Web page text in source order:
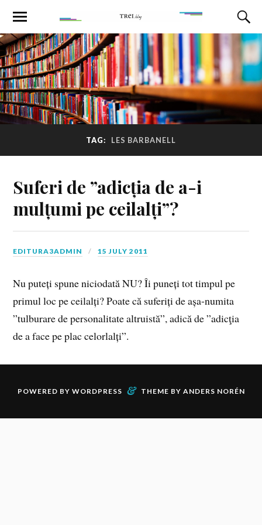
TAG: LES BARBANELL
Suferi de ”adicția de a-i
mulțumi pe ceilalți”?
EDITURA3ADMIN 15 JULY 2011
Nu puteți spune niciodată NU? Îi puneți tot timpul pe
primul loc pe ceilalți? Poate că suferiți de așa-numita
”tulburare de personalitate altruistă”, adică de ”adicţia
de a face pe plac celorlalți”.
POWERED BY WORDPRESS & THEME BY ANDERS NORÉN